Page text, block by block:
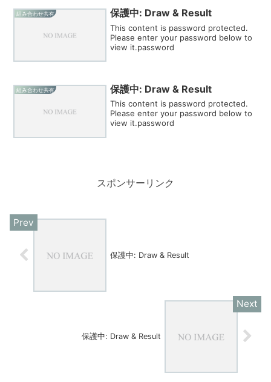
組み合わせ共有 保護中: Draw & Result
This content is password protected.
Please enter your password below to
view it.password
組み合わせ共有 保護中: Draw & Result
This content is password protected.
Please enter your password below to
view it.password
スポンサーリンク
保護中: Draw & Result
保護中: Draw & Result